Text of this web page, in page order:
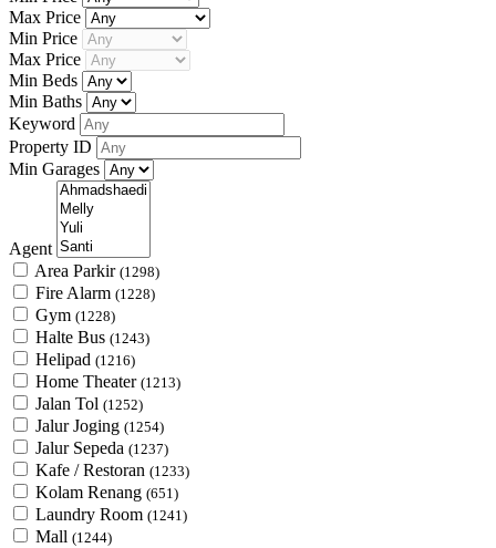
Max Price
Min Price
Max Price
Min Beds
Min Baths
Keyword
Property ID
Min Garages
Agent
Area Parkir (1298)
Fire Alarm (1228)
Gym (1228)
Halte Bus (1243)
Helipad (1216)
Home Theater (1213)
Jalan Tol (1252)
Jalur Joging (1254)
Jalur Sepeda (1237)
Kafe / Restoran (1233)
Kolam Renang (651)
Laundry Room (1241)
Mall (1244)